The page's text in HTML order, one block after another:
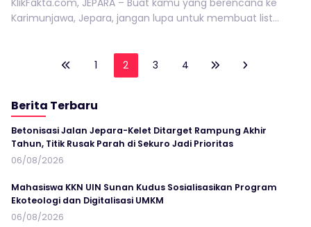
KlikFakta.com, JEPARA – Buat kamu yang berencana ke
Karimunjawa, Jepara, jangan lupa untuk membuat list...
1 2 3 4
Berita Terbaru
Betonisasi Jalan Jepara-Kelet Ditarget Rampung Akhir
Tahun, Titik Rusak Parah di Sekuro Jadi Prioritas
06/08/2026
Mahasiswa KKN UIN Sunan Kudus Sosialisasikan Program
Ekoteologi dan Digitalisasi UMKM
06/08/2026